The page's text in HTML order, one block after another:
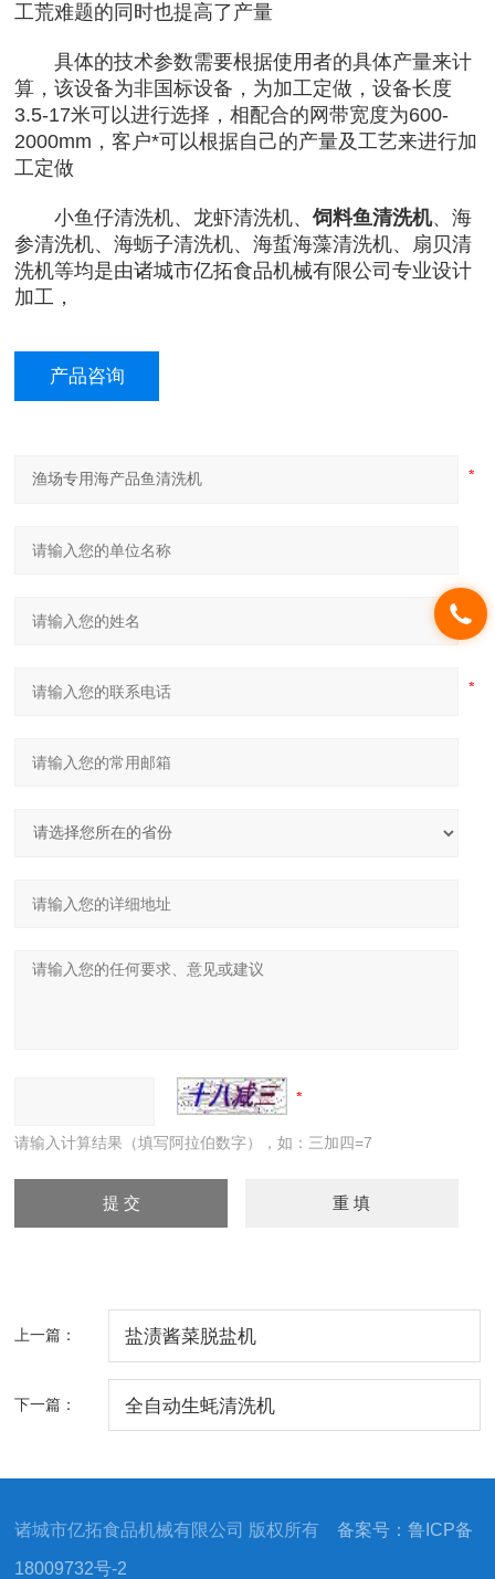
工荒难题的同时也提高了产量
具体的技术参数需要根据使用者的具体产量来计
算，该设备为非国标设备，为加工定做，设备长度
3.5-17米可以进行选择，相配合的网带宽度为600-
2000mm，客户*可以根据自己的产量及工艺来进行加
工定做
小鱼仔清洗机、龙虾清洗机、饲料鱼清洗机、海
参清洗机、海蛎子清洗机、海蜇海藻清洗机、扇贝清
洗机等均是由诸城市亿拓食品机械有限公司专业设计
加工，
产品咨询
请输入计算结果（填写阿拉伯数字），如：三加四=7
上一篇： 盐渍酱菜脱盐机
下一篇： 全自动生蚝清洗机
诸城市亿拓食品机械有限公司 版权所有备案号：鲁ICP备
18009732号-2